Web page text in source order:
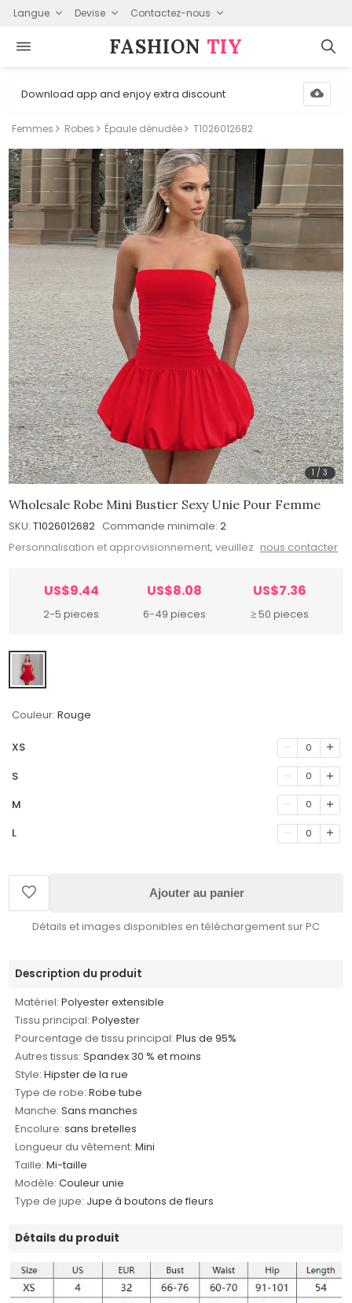
Langue Devise Contactez-nous
FASHION⁠ TIY
Download app and enjoy extra discount
Femmes Robes Épaule dénudée T1026012682
1 /3
Wholesale Robe Mini Bustier Sexy Unie Pour Femme
SKU: T1026012682 Commande minimale: 2
Personnalisation et approvisionnement, veuillez nous contacter
US$9.44
2-5 pieces
US$8.08
6-49 pieces
US$7.36
≥ 50 pieces
Couleur: Rouge
XS 0
S 0
M 0
L 0
Ajouter au panier
Détails et images disponibles en téléchargement sur PC
Description du produit
Matériel: Polyester extensible
Tissu principal: Polyester
Pourcentage de tissu principal: Plus de 95%
Autres tissus: Spandex 30 % et moins
Style: Hipster de la rue
Type de robe: Robe tube
Manche: Sans manches
Encolure: sans bretelles
Longueur du vêtement: Mini
Taille: Mi-taille
Modèle: Couleur unie
Type de jupe: Jupe à boutons de fleurs
Détails du produit